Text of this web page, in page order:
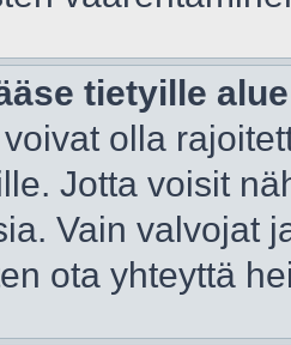
tietyille
olla
Jotta voisit
Vain valvojat
ota yhteyttä